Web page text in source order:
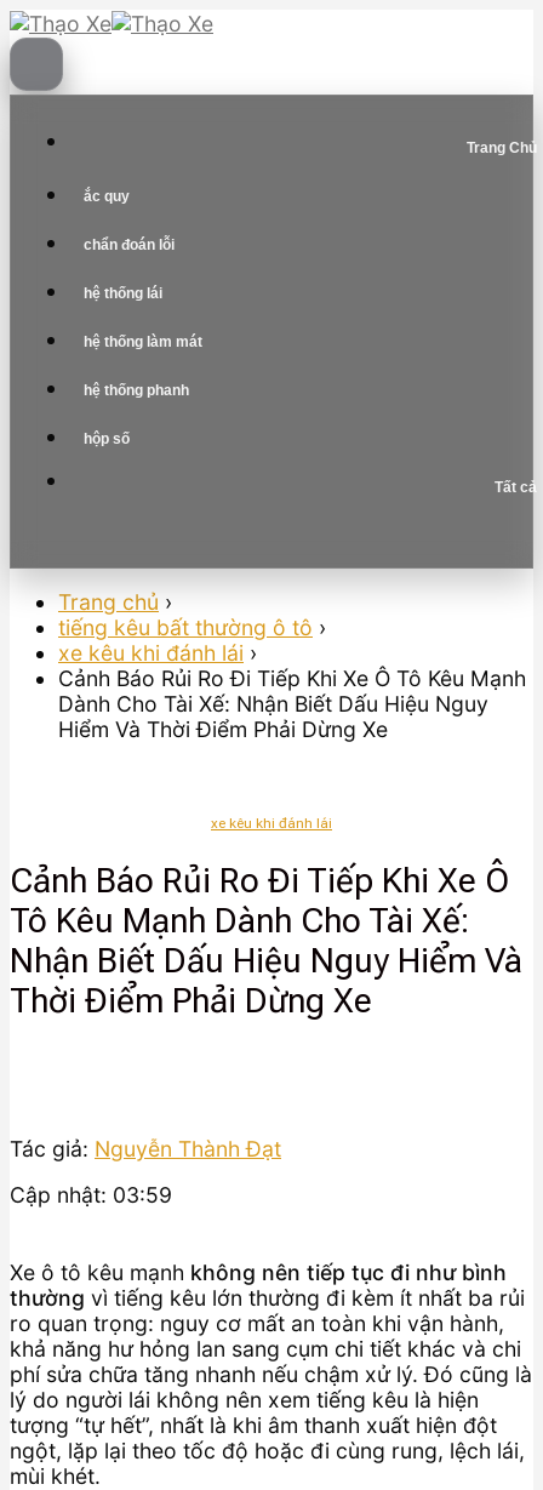
Skip
to
content
Trang Chủ
ắc quy
chẩn đoán lỗi
hệ thống lái
hệ thống làm mát
hệ thống phanh
hộp số
Tất cả
Trang chủ ›
tiếng kêu bất thường ô tô ›
xe kêu khi đánh lái ›
Cảnh Báo Rủi Ro Đi Tiếp Khi Xe Ô Tô Kêu Mạnh
Dành Cho Tài Xế: Nhận Biết Dấu Hiệu Nguy
Hiểm Và Thời Điểm Phải Dừng Xe
xe kêu khi đánh lái
Cảnh Báo Rủi Ro Đi Tiếp Khi Xe Ô
Tô Kêu Mạnh Dành Cho Tài Xế:
Nhận Biết Dấu Hiệu Nguy Hiểm Và
Thời Điểm Phải Dừng Xe
Tác giả: Nguyễn Thành Đạt
Cập nhật: 03:59
Xe ô tô kêu mạnh không nên tiếp tục đi như bình
thường vì tiếng kêu lớn thường đi kèm ít nhất ba rủi
ro quan trọng: nguy cơ mất an toàn khi vận hành,
khả năng hư hỏng lan sang cụm chi tiết khác và chi
phí sửa chữa tăng nhanh nếu chậm xử lý. Đó cũng là
lý do người lái không nên xem tiếng kêu là hiện
tượng “tự hết”, nhất là khi âm thanh xuất hiện đột
ngột, lặp lại theo tốc độ hoặc đi cùng rung, lệch lái,
mùi khét.